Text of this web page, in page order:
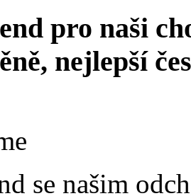
pro naši
nejlepší
se našim